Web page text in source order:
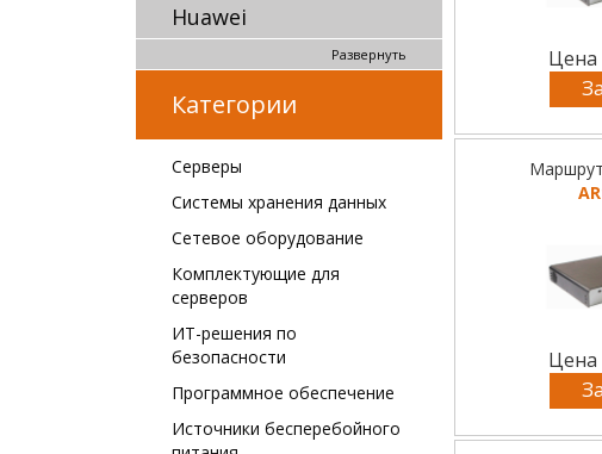
Huawei
Развернуть
Категории
Серверы
Системы хранения данных
Сетевое оборудование
Комплектующие для
серверов
ИТ-решения по
безопасности
Программное обеспечение
Источники бесперебойного
Цена
Цена